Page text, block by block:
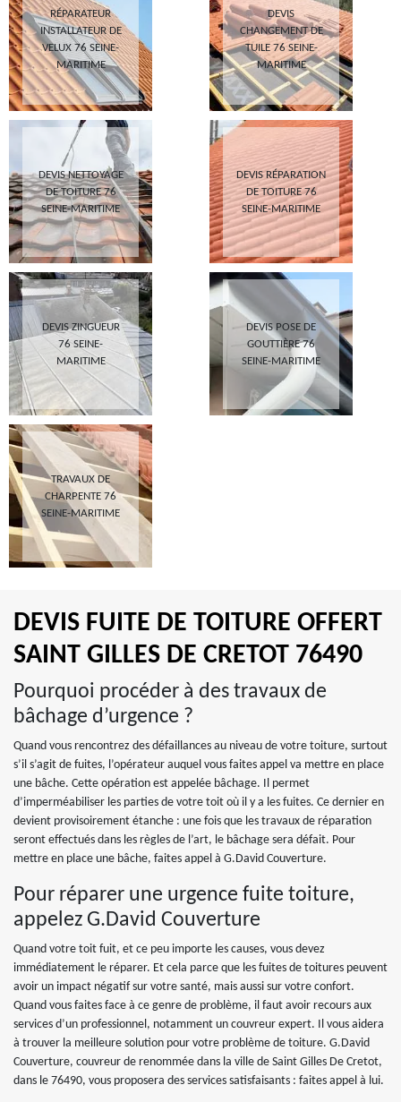
RÉPARATEUR
INSTALLATEUR DE
VELUX 76 SEINE-
MARITIME
DEVIS
CHANGEMENT DE
TUILE 76 SEINE-
MARITIME
DEVIS NETTOYAGE
DE TOITURE 76
SEINE-MARITIME
DEVIS RÉPARATION
DE TOITURE 76
SEINE-MARITIME
DEVIS ZINGUEUR
76 SEINE-
MARITIME
DEVIS POSE DE
GOUTTIÈRE 76
SEINE-MARITIME
TRAVAUX DE
CHARPENTE 76
SEINE-MARITIME
DEVIS FUITE DE TOITURE OFFERT
SAINT GILLES DE CRETOT 76490
Pourquoi procéder à des travaux de
bâchage d’urgence ?
Quand vous rencontrez des défaillances au niveau de votre toiture, surtout
s’il s’agit de fuites, l’opérateur auquel vous faites appel va mettre en place
une bâche. Cette opération est appelée bâchage. Il permet
d’imperméabiliser les parties de votre toit où il y a les fuites. Ce dernier en
devient provisoirement étanche : une fois que les travaux de réparation
seront effectués dans les règles de l’art, le bâchage sera défait. Pour
mettre en place une bâche, faites appel à G.David Couverture.
Pour réparer une urgence fuite toiture,
appelez G.David Couverture
Quand votre toit fuit, et ce peu importe les causes, vous devez
immédiatement le réparer. Et cela parce que les fuites de toitures peuvent
avoir un impact négatif sur votre santé, mais aussi sur votre confort.
Quand vous faites face à ce genre de problème, il faut avoir recours aux
services d’un professionnel, notamment un couvreur expert. Il vous aidera
à trouver la meilleure solution pour votre problème de toiture. G.David
Couverture, couvreur de renommée dans la ville de Saint Gilles De Cretot,
dans le 76490, vous proposera des services satisfaisants : faites appel à lui.